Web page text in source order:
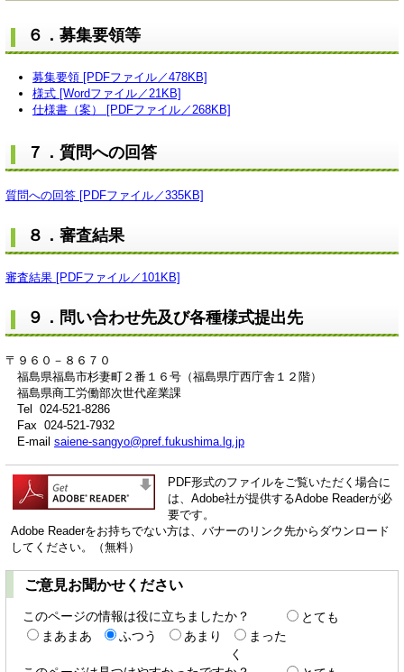
６．募集要領等
募集要領 [PDFファイル／478KB]
様式 [Wordファイル／21KB]
仕様書（案） [PDFファイル／268KB]
７．質問への回答
質問への回答 [PDFファイル／335KB]
８．審査結果
審査結果 [PDFファイル／101KB]
９．問い合わせ先及び各種様式提出先
〒９６０－８６７０
福島県福島市杉妻町２番１６号（福島県庁西庁舎１２階）
福島県商工労働部次世代産業課
Tel 024-521-8286
Fax 024-521-7932
E-mail saiene-sangyo@pref.fukushima.lg.jp
PDF形式のファイルをご覧いただく場合に
は、Adobe社が提供するAdobe Readerが必
要です。
Adobe Readerをお持ちでない方は、バナーのリンク先からダウンロード
してください。（無料）
ご意見お聞かせください
このページの情報は役に立ちましたか？
とても
まあまあ
ふつう あまり
まった
く